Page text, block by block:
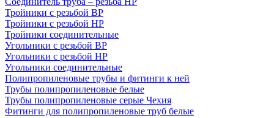
Тройники с резьбой ВР
Тройники с резьбой НР
Тройники соединительные
Угольники с резьбой ВР
Угольники с резьбой НР
Угольники соединительные
Полипропиленовые трубы и фитинги к ней
Трубы полипропиленовые белые
Трубы полипропиленовые серые Чехия
Фитинги для полипропиленовые труб белые